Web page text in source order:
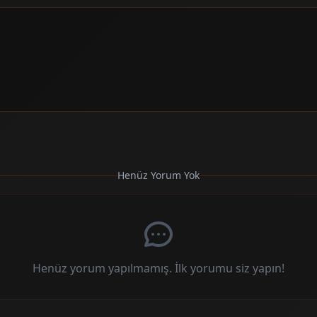
Henüz Yorum Yok
Henüz yorum yapılmamış. İlk yorumu siz yapın!